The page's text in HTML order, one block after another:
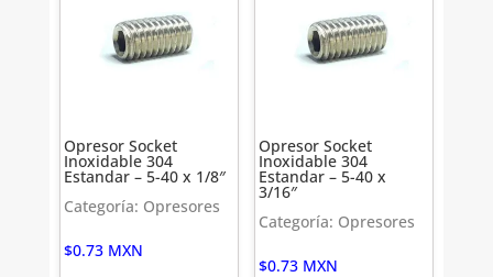
Opresor Socket
Inoxidable 304
Estandar – 5-40 x 1/8″
Categoría: Opresores
$0.73 MXN
Opresor Socket
Inoxidable 304
Estandar – 5-40 x
3/16″
Categoría: Opresores
$0.73 MXN